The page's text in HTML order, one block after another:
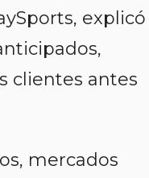
explicó
clientes antes
mercados